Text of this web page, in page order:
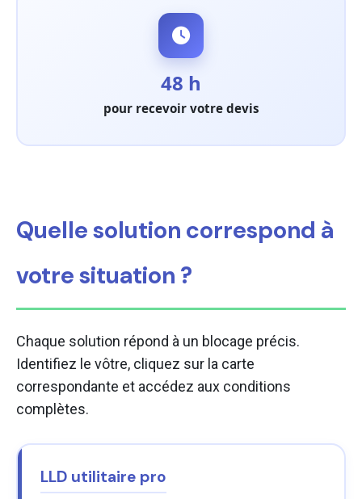
48 h
pour recevoir votre devis
Quelle solution correspond à
votre situation ?
Chaque solution répond à un blocage précis.
Identifiez le vôtre, cliquez sur la carte
correspondante et accédez aux conditions
complètes.
LLD utilitaire pro